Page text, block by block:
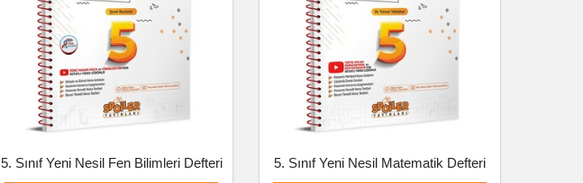
5. Sınıf Yeni Nesil Fen Bilimleri Defteri 5. Sınıf Yeni Nesil Matematik Defteri